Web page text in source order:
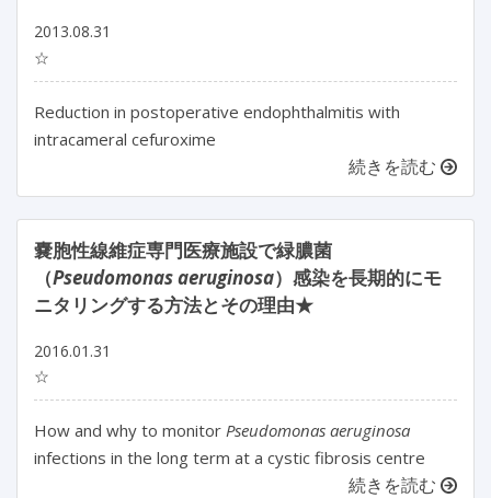
2013.08.31
☆
Reduction in postoperative endophthalmitis with
intracameral cefuroxime
続きを読む
嚢胞性線維症専門医療施設で緑膿菌
（Pseudomonas aeruginosa）感染を長期的にモ
ニタリングする方法とその理由★
2016.01.31
☆
How and why to monitor Pseudomonas aeruginosa
infections in the long term at a cystic fibrosis centre
続きを読む